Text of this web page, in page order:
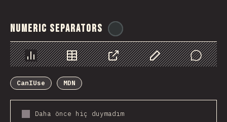
Numeric Separators
Chart Data Share Customize Data
Comments
CanIUse
MDN
Daha önce hiç duymadım